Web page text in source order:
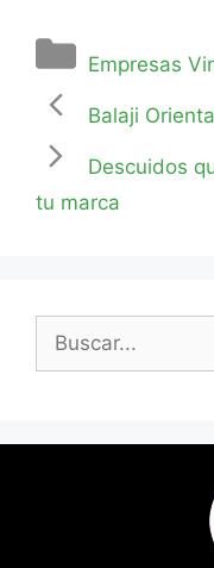
Empresas
Balaji
Descuidos
tu marca